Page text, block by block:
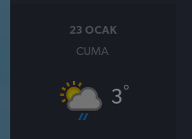
23 OCAK
CUMA
3°